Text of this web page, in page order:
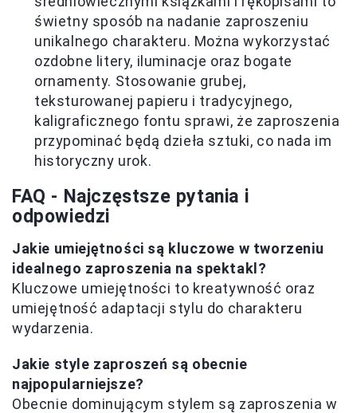
świetny sposób na nadanie zaproszeniu
unikalnego charakteru. Można wykorzystać
ozdobne litery, iluminacje oraz bogate
ornamenty. Stosowanie grubej,
teksturowanej papieru i tradycyjnego,
kaligraficznego fontu sprawi, że zaproszenia
przypominać będą dzieła sztuki, co nada im
historyczny urok.
FAQ - Najczęstsze pytania i
odpowiedzi
Jakie umiejętności są kluczowe w tworzeniu
idealnego zaproszenia na spektakl?
Kluczowe umiejętności to kreatywność oraz
umiejętność adaptacji stylu do charakteru
wydarzenia.
Jakie style zaproszeń są obecnie
najpopularniejsze?
Obecnie dominującym stylem są zaproszenia w